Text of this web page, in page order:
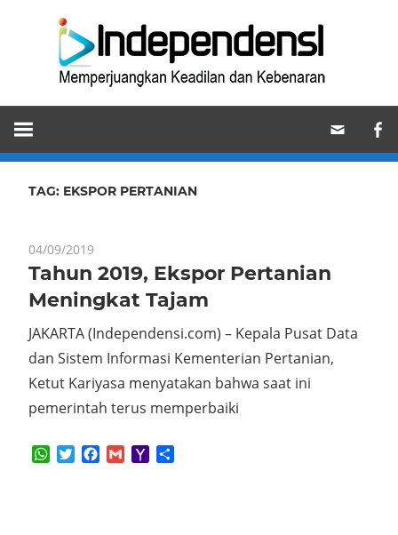
Memperjuangkan
Keadilan
dan
Kebenaran
TAG: EKSPOR PERTANIAN
04/09/2019
Tahun 2019, Ekspor Pertanian
Meningkat Tajam
JAKARTA (Independensi.com) – Kepala Pusat Data
dan Sistem Informasi Kementerian Pertanian,
Ketut Kariyasa menyatakan bahwa saat ini
pemerintah terus memperbaiki
WhatsApp
TwitterFacebook
GmailYahoo